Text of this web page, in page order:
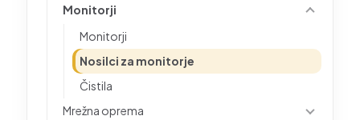
Monitorji
Monitorji
Nosilci za monitorje
Čistila
Mrežna oprema